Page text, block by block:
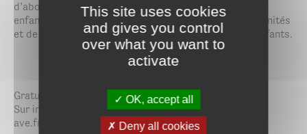
d’aborder ses usages concrets dans le quotidien des
enfants, d’en présenter les pièges comme les opportunités
et de donner des clés pour mieux accompagner les enfants.
Gratuit
Sur inscription : 02 97 44 66 99 / parentheses@saint-
ave.fr
This site uses cookies
and gives you control
over what you want to
activate
OK, accept all
Deny all cookies